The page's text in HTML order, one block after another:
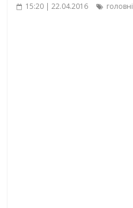
15:20 | 22.04.2016 головні